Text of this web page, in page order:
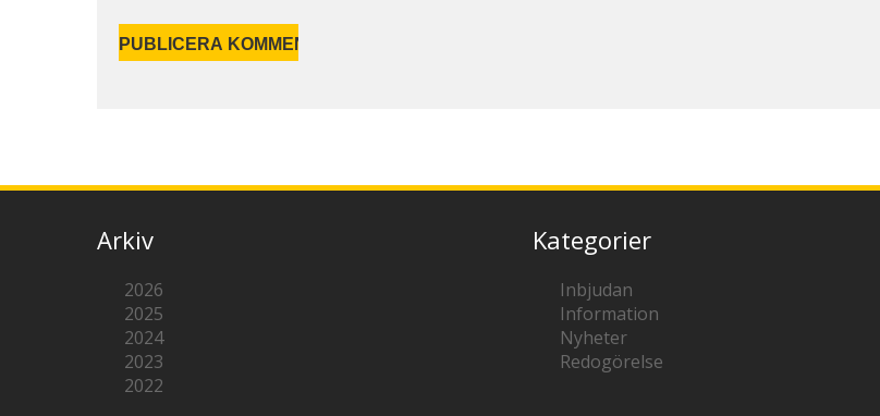
Arkiv
2026
2025
2024
2023
2022
Kategorier
Inbjudan
Information
Nyheter
Redogörelse